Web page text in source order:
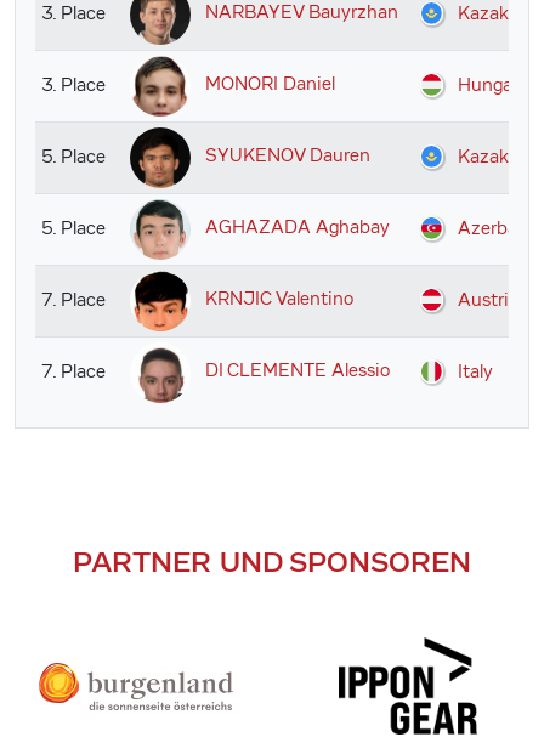
3. Place NARBAYEV Bauyrzhan
3. Place MONORI Daniel Hungary
5. Place SYUKENOV Dauren
5. Place AGHAZADA Aghabay
7. Place KRNJIC Valentino Austria
7. Place DI CLEMENTE Alessio Italy
PARTNER UND SPONSOREN